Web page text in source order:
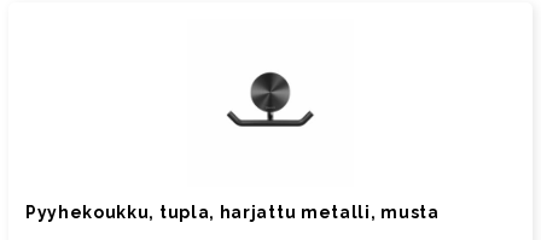
Pyyhekoukku, tupla, harjattu metalli, musta